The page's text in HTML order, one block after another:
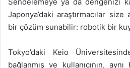
Japonya’daki araştırmacılar size
bir çözüm sunabilir: robotik bir
Tokyo’daki Keio
bağlanmış ve kullanıcının, aynı